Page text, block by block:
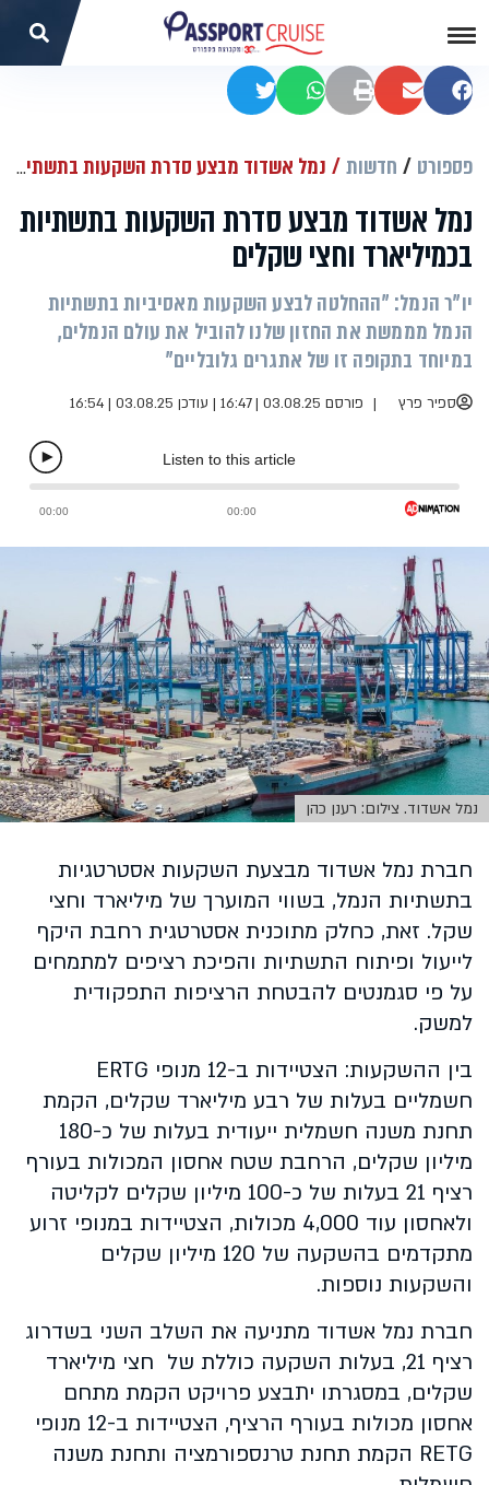
שתפו בפייסבוק
שתפו במיילהדפסהשתפו בוואטסאפשתפו בטוויטר
פספורט חדשות נמל אשדוד מבצע סדרת השקעות בתשתיות בכמיליארד וחצי שקלים
נמל אשדוד מבצע סדרת השקעות בתשתיות
בכמיליארד וחצי שקלים
יו"ר הנמל: "ההחלטה לבצע השקעות מאסיביות בתשתיות
הנמל מממשת את החזון שלנו להוביל את עולם הנמלים,
במיוחד בתקופה זו של אתגרים גלובליים"
ספיר פרץ פורסם 03.08.25 | 16:47 | עודכן 03.08.25 | 16:54
נמל אשדוד. צילום: רענן כהן
חברת נמל אשדוד מבצעת השקעות אסטרטגיות
בתשתיות הנמל, בשווי המוערך של מיליארד וחצי
שקל. זאת, כחלק מתוכנית אסטרטגית רחבת היקף
לייעול ופיתוח התשתיות והפיכת רציפים למתמחים
על פי סגמנטים להבטחת הרציפות התפקודית
למשק.
בין ההשקעות: הצטיידות ב-12 מנופי ERTG
חשמליים בעלות של רבע מיליארד שקלים, הקמת
תחנת משנה חשמלית ייעודית בעלות של כ-180
מיליון שקלים, הרחבת שטח אחסון המכולות בעורף
רציף 21 בעלות של כ-100 מיליון שקלים לקליטה
ולאחסון עוד 4,000 מכולות, הצטיידות במנופי זרוע
מתקדמים בהשקעה של 120 מיליון שקלים
והשקעות נוספות.
חברת נמל אשדוד מתניעה את השלב השני בשדרוג
רציף 21, בעלות השקעה כוללת של חצי מיליארד
שקלים, במסגרתו יתבצע פרויקט הקמת מתחם
אחסון מכולות בעורף הרציף, הצטיידות ב-12 מנופי
RETG הקמת תחנת טרנספורמציה ותחנת משנה